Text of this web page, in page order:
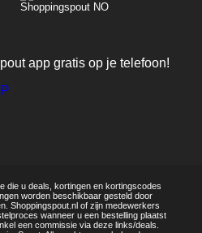
Shoppingspout NO
app gratis op je telefoon!
die u deals, kortingen en kortingscodes
worden beschikbaar gesteld door
Shoppingspout.nl of zijn medewerkers
wanneer u een bestelling plaatst
een commissie via deze links/deals.